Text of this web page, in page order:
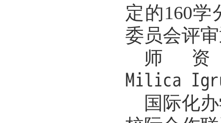
定的160学
委员会评
师
Milica
国际化